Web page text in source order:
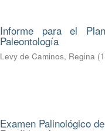
Informe para el
Paleontología
Levy de Caminos, Regina (
Examen Palinológico